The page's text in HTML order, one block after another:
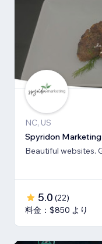
NC, US
Spyridon Marketing
5.0 (22)
料金：$850 より